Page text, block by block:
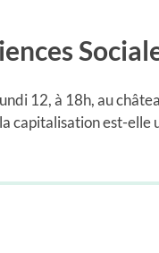
12, à 18h, au
capitalisation est-elle